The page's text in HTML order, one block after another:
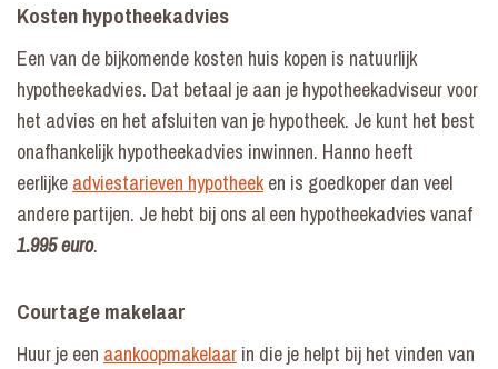
Kosten hypotheekadvies
Een van de bijkomende kosten huis kopen is natuurlijk
hypotheekadvies. Dat betaal je aan je hypotheekadviseur voor
het advies en het afsluiten van je hypotheek. Je kunt het best
onafhankelijk hypotheekadvies inwinnen. Hanno heeft
eerlijke adviestarieven hypotheeken is goedkoper dan veel
andere partijen. Je hebt bij ons al een hypotheekadvies vanaf
1.995 euro.
Courtage makelaar
Huur je een aankoopmakelaar in die je helpt bij het vinden van